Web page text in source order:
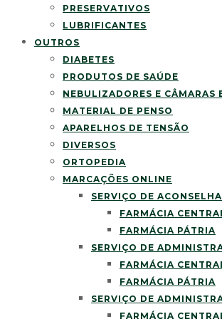
PRESERVATIVOS
LUBRIFICANTES
OUTROS
DIABETES
PRODUTOS DE SAÚDE
NEBULIZADORES E CÂMARAS
MATERIAL DE PENSO
APARELHOS DE TENSÃO
DIVERSOS
ORTOPEDIA
MARCAÇÕES ONLINE
SERVIÇO DE
FARMÁCIA
FARMÁCIA PÁTRIA
SERVIÇO DE
FARMÁCIA
FARMÁCIA PÁTRIA
SERVIÇO DE
FARMÁCIA